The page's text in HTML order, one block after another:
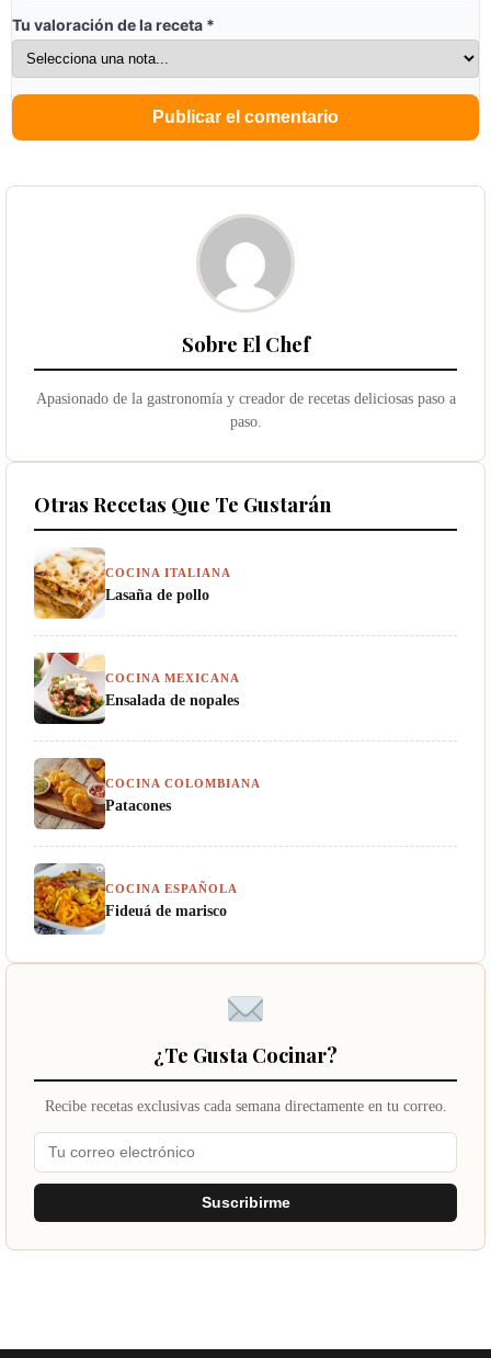
Tu valoración de la receta *
Sobre El Chef
Apasionado de la gastronomía y creador de recetas deliciosas paso a
paso.
Otras Recetas Que Te Gustarán
COCINA ITALIANA
Lasaña de pollo
COCINA MEXICANA
Ensalada de nopales
COCINA COLOMBIANA
Patacones
COCINA ESPAÑOLA
Fideuá de marisco
¿Te Gusta Cocinar?
Recibe recetas exclusivas cada semana directamente en tu correo.
Suscribirme